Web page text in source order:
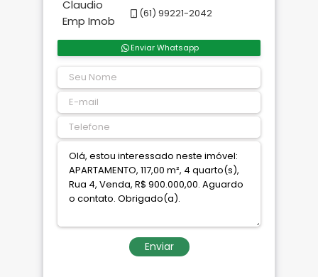
(61) 99221-2042
Enviar Whatsapp
Enviar